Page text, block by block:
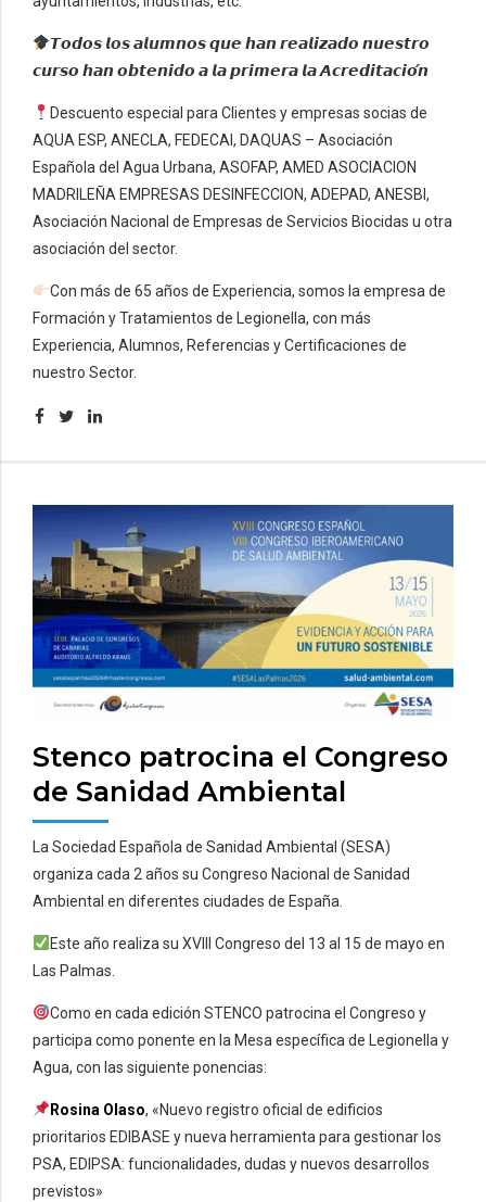
𝙏𝙤𝙙𝙤𝙨 𝙡𝙤𝙨 𝙖𝙡𝙪𝙢𝙣𝙤𝙨 𝙦𝙪𝙚 𝙝𝙖𝙣 𝙧𝙚𝙖𝙡𝙞𝙯𝙖𝙙𝙤 𝙣𝙪𝙚𝙨𝙩𝙧𝙤
𝙘𝙪𝙧𝙨𝙤 𝙝𝙖𝙣 𝙤𝙗𝙩𝙚𝙣𝙞𝙙𝙤 𝙖 𝙡𝙖 𝙥𝙧𝙞𝙢𝙚𝙧𝙖 𝙡𝙖 𝘼𝙘𝙧𝙚𝙙𝙞𝙩𝙖𝙘𝙞𝙤́𝙣
Descuento especial para Clientes y empresas socias de
AQUA ESP, ANECLA, FEDECAI, DAQUAS – Asociación
Española del Agua Urbana, ASOFAP, AMED ASOCIACION
MADRILEÑA EMPRESAS DESINFECCION, ADEPAD, ANESBI,
Asociación Nacional de Empresas de Servicios Biocidas u otra
asociación del sector.
Con más de 65 años de Experiencia, somos la empresa de
Formación y Tratamientos de Legionella, con más
Experiencia, Alumnos, Referencias y Certificaciones de
nuestro Sector.
Stenco patrocina el Congreso
de Sanidad Ambiental
La Sociedad Española de Sanidad Ambiental (SESA)
organiza cada 2 años su Congreso Nacional de Sanidad
Ambiental en diferentes ciudades de España.
Este año realiza su XVIII Congreso del 13 al 15 de mayo en
Las Palmas.
Como en cada edición STENCO patrocina el Congreso y
participa como ponente en la Mesa específica de Legionella y
Agua, con las siguiente ponencias:
Rosina Olaso, «Nuevo registro oficial de edificios
prioritarios EDIBASE y nueva herramienta para gestionar los
PSA, EDIPSA: funcionalidades, dudas y nuevos desarrollos
previstos»